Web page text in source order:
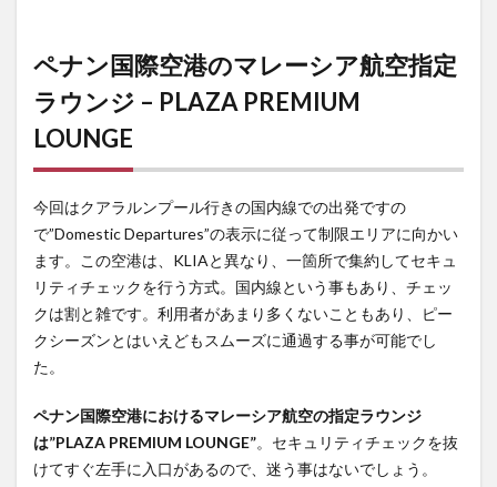
るユ
クな
仕様
4
マ
レーシア
A350-
900
MH1143
便 国内
線ビジネ
ビス
5
マ
レーシア
ペナン国際空港のマレーシア航空指定
ラウンジ – PLAZA PREMIUM
LOUNGE
今回はクアラルンプール行きの国内線での出発ですの
で”Domestic Departures”の表示に従って制限エリアに向かい
ます。この空港は、KLIAと異なり、一箇所で集約してセキュ
リティチェックを行う方式。国内線という事もあり、チェッ
クは割と雑です。利用者があまり多くないこともあり、ピー
クシーズンとはいえどもスムーズに通過する事が可能でし
た。
ペナン国際空港におけるマレーシア航空の指定ラウンジ
は”PLAZA PREMIUM LOUNGE”。セキュリティチェックを抜
けてすぐ左手に入口があるので、迷う事はないでしょう。